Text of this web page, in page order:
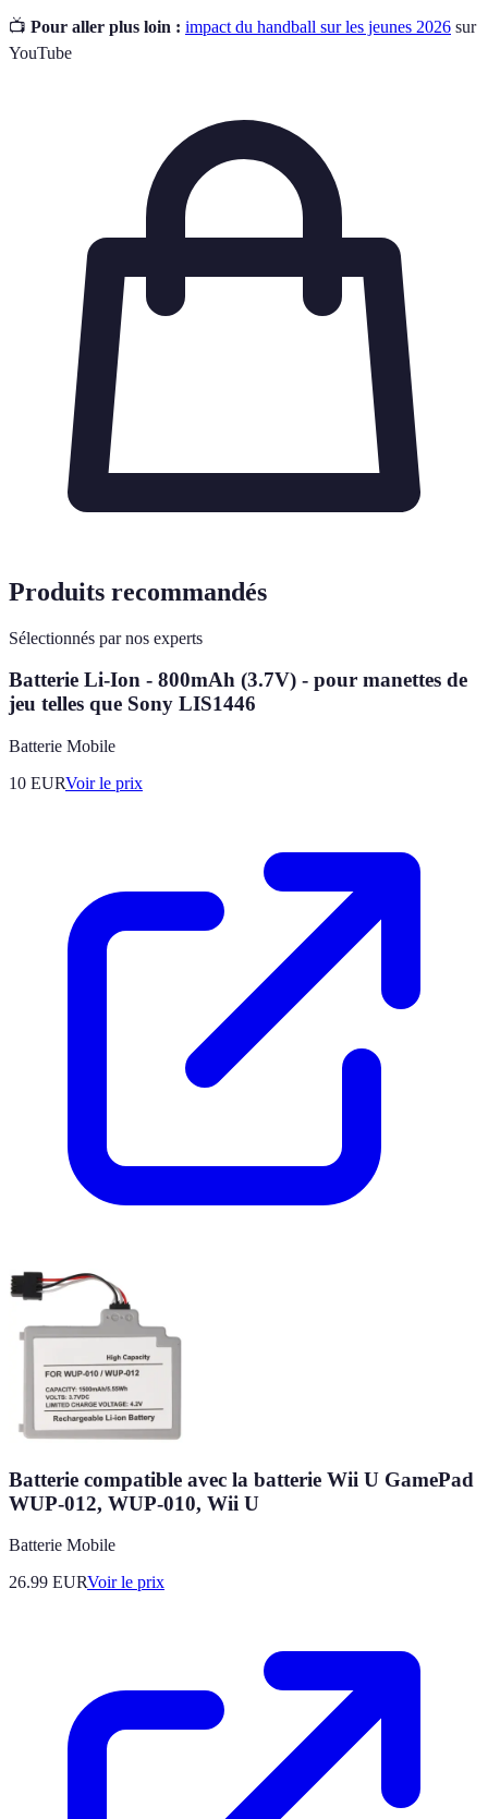
📺 Pour aller plus loin : impact du handball sur les jeunes 2026 sur
YouTube
Produits recommandés
Sélectionnés par nos experts
Batterie Li-Ion - 800mAh (3.7V) - pour manettes de
jeu telles que Sony LIS1446
Batterie Mobile
10 EURVoir le prix
Batterie compatible avec la batterie Wii U GamePad
WUP-012, WUP-010, Wii U
Batterie Mobile
26.99 EURVoir le prix